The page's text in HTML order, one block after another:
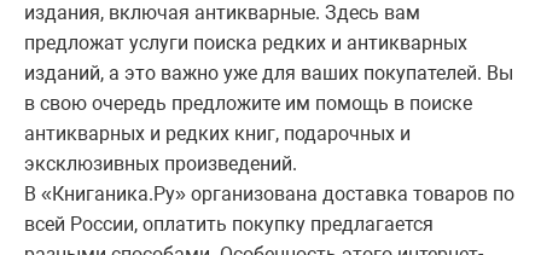
издания, включая антикварные. Здесь вам
предложат услуги поиска редких и антикварных
изданий, а это важно уже для ваших покупателей. Вы
в свою очередь предложите им помощь в поиске
антикварных и редких книг, подарочных и
эксклюзивных произведений.
В «Книганика.Ру» организована доставка товаров по
всей России, оплатить покупку предлагается